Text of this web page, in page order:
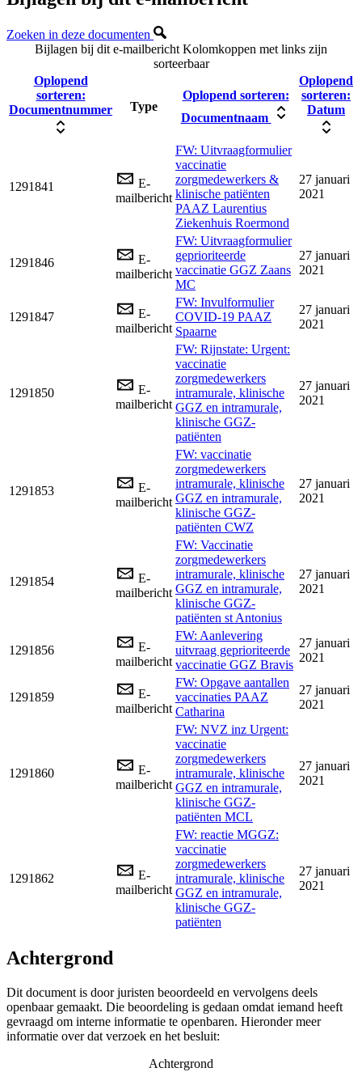
Zoeken in deze documenten
Bijlagen bij dit e-mailbericht Kolomkoppen met links zijn
sorteerbaar
Oplopend
sorteren:
Documentnummer
Type
Oplopend sorteren:
Documentnaam
Oplopend
sorteren:
Datum
1291841
E-
mailbericht
FW: Uitvraagformulier
vaccinatie
zorgmedewerkers &
klinische patiënten
PAAZ Laurentius
Ziekenhuis Roermond
27 januari
2021
1291846
E-
mailbericht
FW: Uitvraagformulier
geprioriteerde
vaccinatie GGZ Zaans
MC
27 januari
2021
1291847
E-
mailbericht
FW: Invulformulier
COVID-19 PAAZ
Spaarne
27 januari
2021
1291850
E-
mailbericht
FW: Rijnstate: Urgent:
vaccinatie
zorgmedewerkers
intramurale, klinische
GGZ en intramurale,
klinische GGZ-
patiënten
27 januari
2021
1291853
E-
mailbericht
FW: vaccinatie
zorgmedewerkers
intramurale, klinische
GGZ en intramurale,
klinische GGZ-
patiënten CWZ
27 januari
2021
1291854
E-
mailbericht
FW: Vaccinatie
zorgmedewerkers
intramurale, klinische
GGZ en intramurale,
klinische GGZ-
patiënten st Antonius
27 januari
2021
1291856
E-
mailbericht
FW: Aanlevering
uitvraag geprioriteerde
vaccinatie GGZ Bravis
27 januari
2021
1291859
E-
mailbericht
FW: Opgave aantallen
vaccinaties PAAZ
Catharina
27 januari
2021
1291860
E-
mailbericht
FW: NVZ inz Urgent:
vaccinatie
zorgmedewerkers
intramurale, klinische
GGZ en intramurale,
klinische GGZ-
patiënten MCL
27 januari
2021
1291862
E-
mailbericht
FW: reactie MGGZ:
vaccinatie
zorgmedewerkers
intramurale, klinische
GGZ en intramurale,
klinische GGZ-
patiënten
27 januari
2021
Achtergrond
Dit document is door juristen beoordeeld en vervolgens deels
openbaar gemaakt. Die beoordeling is gedaan omdat iemand heeft
gevraagd om interne informatie te openbaren. Hieronder meer
informatie over dat verzoek en het besluit:
Achtergrond